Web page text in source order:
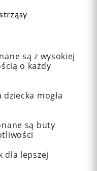
są z wysokiej
o każdy
mogła
są buty
dla lepszej